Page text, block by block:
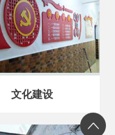
文化建设